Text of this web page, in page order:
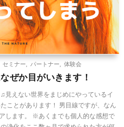
セミナー パートナー 体験会
ぜか目がいきます！
見えない世界をまじめにやっているイ
ことがあります！ 男目線ですが、なん
します。 ※あくまでも個人的な感想で